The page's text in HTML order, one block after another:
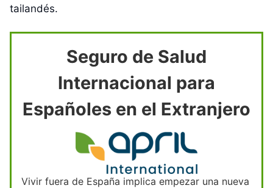
tailandés.
Seguro de Salud
Internacional para
Españoles en el Extranjero
Vivir fuera de España implica empezar una nueva